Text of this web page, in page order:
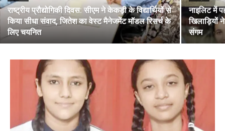
राष्ट्रीय प्रौद्योगिकी दिवस: सीएम ने केकड़ी के विद्यार्थियों से
किया सीधा संवाद, जितेश का वेस्ट मैनेजमेंट मॉडल रिसर्च के
लिए चयनित
नाइलिट में
खिलाड़ियों
संगम